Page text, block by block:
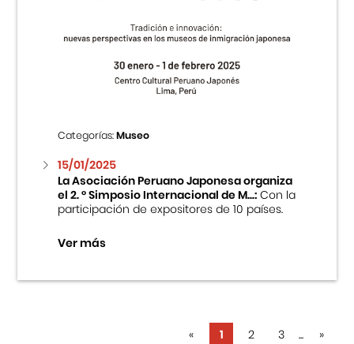
Categorías:Museo
15/01/2025
La Asociación Peruano Japonesa organiza
el 2. ° Simposio Internacional de M...:Con la
participación de expositores de 10 países.
Ver más
« 1 2 3 ... »